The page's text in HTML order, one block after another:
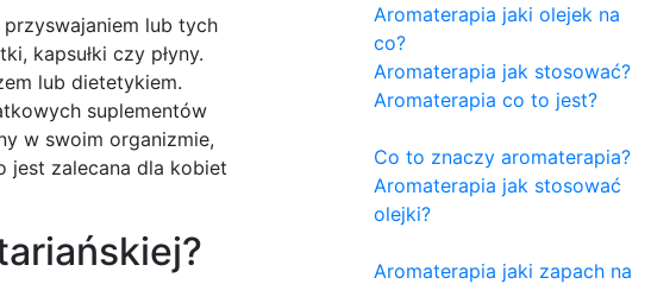
lub tych
kapsułki czy płyny.
lub dietetykiem.
suplementów
w swoim organizmie,
jest zalecana dla kobiet
Aromaterapia jaki olejek na
co?
Aromaterapia jak stosować?
Aromaterapia co to jest?
Co to znaczy aromaterapia?
Aromaterapia jak stosować
olejki?
Aromaterapia jaki zapach na